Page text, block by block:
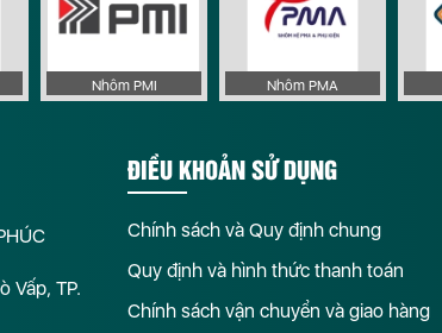
Nhôm PMI Nhôm PMA
Vấp, TP.
ĐIỀU KHOẢN SỬ DỤNG
Chính sách và Quy định chung
Quy định và hình thức thanh toán
Chính sách vận chuyển và giao hàng